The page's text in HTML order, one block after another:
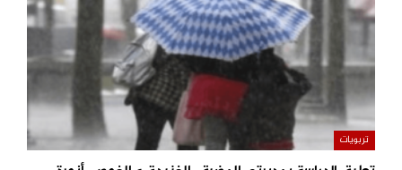
تربويات